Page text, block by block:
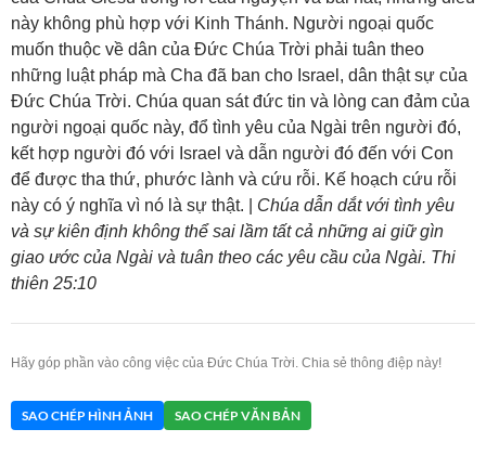
này không phù hợp với Kinh Thánh. Người ngoại quốc
muốn thuộc về dân của Đức Chúa Trời phải tuân theo
những luật pháp mà Cha đã ban cho Israel, dân thật sự của
Đức Chúa Trời. Chúa quan sát đức tin và lòng can đảm của
người ngoại quốc này, đổ tình yêu của Ngài trên người đó,
kết hợp người đó với Israel và dẫn người đó đến với Con
để được tha thứ, phước lành và cứu rỗi. Kế hoạch cứu rỗi
này có ý nghĩa vì nó là sự thật. | Chúa dẫn dắt với tình yêu
và sự kiên định không thể sai lầm tất cả những ai giữ gìn
giao ước của Ngài và tuân theo các yêu cầu của Ngài. Thi
thiên 25:10
Hãy góp phần vào công việc của Đức Chúa Trời. Chia sẻ thông điệp này!
SAO CHÉP HÌNH ẢNH SAO CHÉP VĂN BẢN